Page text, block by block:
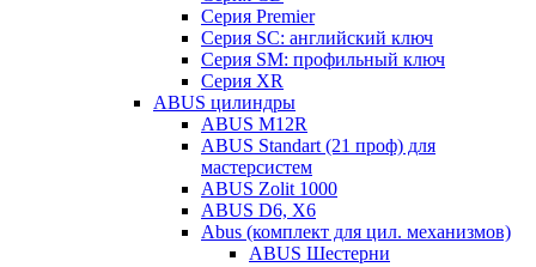
Серия Premier
Серия SC: английский ключ
Серия SM: профильный ключ
Серия XR
ABUS цилиндры
ABUS M12R
ABUS Standart (21 проф) для
мастерсистем
ABUS Zolit 1000
ABUS D6, X6
Abus (комплект для цил. механизмов)
ABUS Шестерни